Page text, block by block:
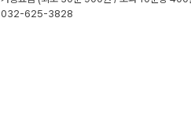
032-625-3828